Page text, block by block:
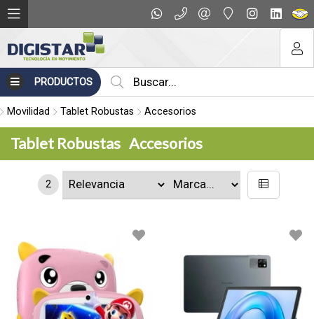
PRODUCTOS
Movilidad Tablet Robustas Accesorios
Tablet Robustas Accesorios
2